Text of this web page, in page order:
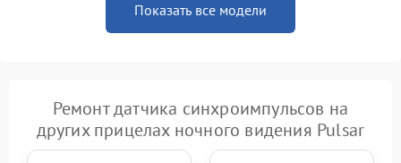
Показать все модели
Ремонт датчика синхроимпульсов на
других прицелах ночного видения Pulsar